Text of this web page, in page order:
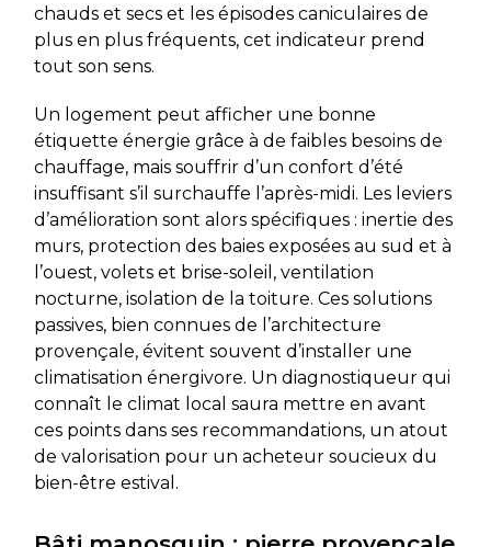
chauds et secs et les épisodes caniculaires de
plus en plus fréquents, cet indicateur prend
tout son sens.
Un logement peut afficher une bonne
étiquette énergie grâce à de faibles besoins de
chauffage, mais souffrir d’un confort d’été
insuffisant s’il surchauffe l’après-midi. Les leviers
d’amélioration sont alors spécifiques : inertie des
murs, protection des baies exposées au sud et à
l’ouest, volets et brise-soleil, ventilation
nocturne, isolation de la toiture. Ces solutions
passives, bien connues de l’architecture
provençale, évitent souvent d’installer une
climatisation énergivore. Un diagnostiqueur qui
connaît le climat local saura mettre en avant
ces points dans ses recommandations, un atout
de valorisation pour un acheteur soucieux du
bien-être estival.